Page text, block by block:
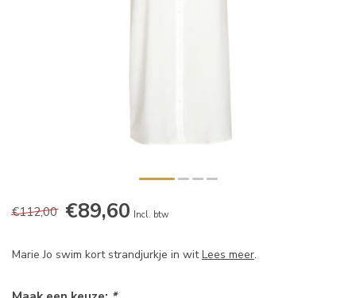
€112,00 €89,60 Incl. btw
Marie Jo swim kort strandjurkje in witLees meer.